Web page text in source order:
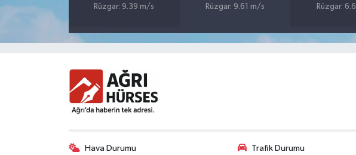
Rüzgar: 9.39 m/s
Rüzgar: 9.61 m/s
Rüzgar:
Hava Durumu Trafik Durumu